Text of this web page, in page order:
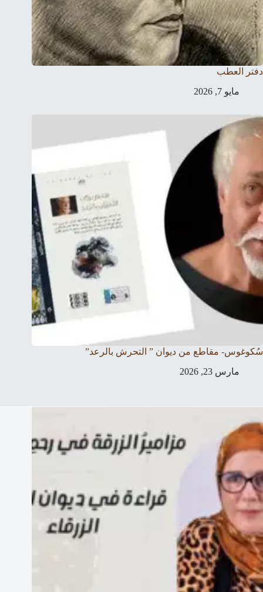
دفتر العطب
مايو 7, 2026
سُكوغوس- مقاطع من ديوان ” التحرش بالرعد”
مارس 23, 2026